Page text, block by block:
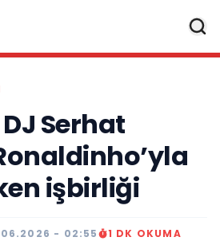
Serhat
işbirliği
- 02:55 1 DK OKUMA